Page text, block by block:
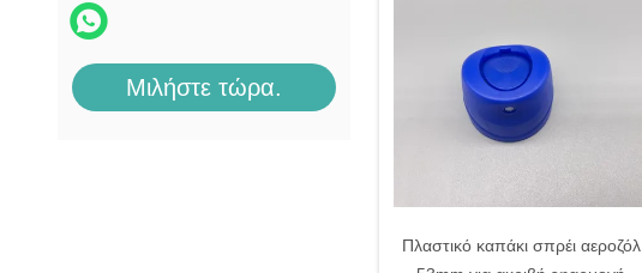
Μιλήστε τώρα.
Πλαστικό καπάκι σπρέι αεροζόλ